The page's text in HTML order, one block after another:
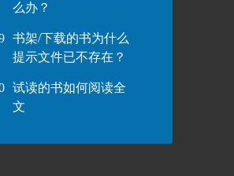
么办？
书架/下载的书为什么
提示文件已不存在？
试读的书如何阅读全
文